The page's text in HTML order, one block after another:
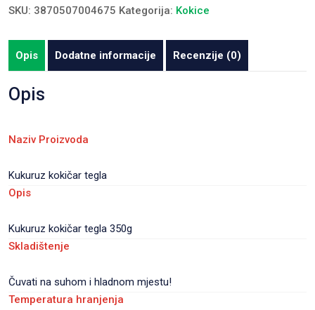
350
pakiranje
12
kom/karton
količina
SKU: 3870507004675 Kategorija: Kokice
Opis Dodatne informacije Recenzije (0)
Opis
Naziv Proizvoda
Kukuruz kokičar tegla
Opis
Kukuruz kokičar tegla 350g
Skladištenje
Čuvati na suhom i hladnom mjestu!
Temperatura hranjenja